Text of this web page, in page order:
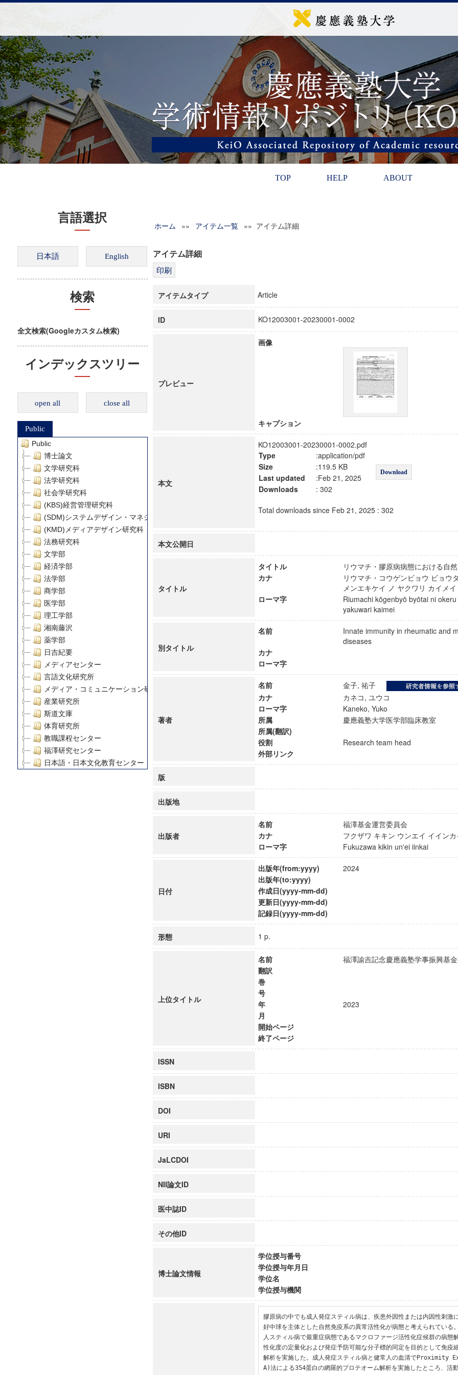
TOP HELP ABOUT
言語選択
検索
全文検索(Googleカスタム検索)
インデックスツリー
open all close all
Public
Public
博士論文
文学研究科
法学研究科
社会学研究科
(KBS)経営管理研究科
(SDM)システムデザイン・マネジメント研究科
(KMD)メディアデザイン研究科
法務研究科
文学部
経済学部
法学部
商学部
医学部
理工学部
湘南藤沢
薬学部
日吉紀要
メディアセンター
言語文化研究所
メディア・コミュニケーション研究所
産業研究所
斯道文庫
体育研究所
教職課程センター
福澤研究センター
日本語・日本文化教育センター
デジタルメディア・コンテンツ統合研究センター
グローバルリサーチインスティテュート
慶應義塾大学グローバルCOEプログラム論理と感性の先端的教育研究拠点
博士課程教育リーディングプログラム「超成熟社会発展のサイエンス」
ホーム »» アイテム一覧 »» アイテム詳細
アイテム詳細
アイテムタイプ Article
ID KO12003001-20230001-0002
プレビュー
画像
キャプション
本文
KO12003001-20230001-0002.pdf
Type
:application/pdf
Download
Size
:119.5 KB
Last updated
:Feb 21, 2025
Downloads
: 302
Total downloads since Feb 21, 2025 : 302
本文公開日
タイトル
タイトル
リウマチ・膠原病病態における
カナ
リウマチ・コウゲンビョウ ビョウ
メンエキケイ ノ ヤクワリ カイ
ローマ字
Riumachi kōgenbyō byōtai ni
yakuwari kaimei
別タイトル
名前
Innate immunity in rheumatic and
diseases
カナ
ローマ字
著者
名前
金子, 祐子
カナ
カネコ, ユウコ
ローマ字
Kaneko, Yuko
所属
慶應義塾大学医学部臨床教室
所属(翻訳)
役割
Research team head
外部リンク
版
出版地
出版者
名前
福澤基金運営委員会
カナ
フクザワ キキン ウンエイ イイ
ローマ字
Fukuzawa kikin un'ei iinkai
日付
出版年(from:yyyy)
2024
出版年(to:yyyy)
作成日(yyyy-mm-dd)
更新日(yyyy-mm-dd)
記録日(yyyy-mm-dd)
形態 1 p.
上位タイトル
名前
福澤諭吉記念慶應義塾学事振興
翻訳
巻
号
年
2023
月
開始ページ
終了ページ
ISSN
ISBN
DOI
URI
JaLCDOI
NII論文ID
医中誌ID
その他ID
博士論文情報
学位授与番号
学位授与年月日
学位名
学位授与機関
膠原病の中でも成人発症スティル病は、疾患外因性または内因性刺激
好中球を主体とした自然免疫系の異常活性化が病態と考えられている
人スティル病で最重症病態であるマクロファージ活性化症候群の病態
性化度の定量化および発症予防可能な分子標的同定を目的として免疫
解析を実施した。成人発症スティル病と健常人の血清で
A)法による354蛋白の網羅的プロテオーム解析を実施したところ、活